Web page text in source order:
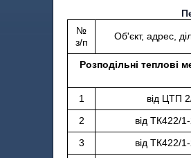
№
з/п
Об'єкт, адрес,
Розподільні теплові
1
від ЦТП
2
від ТК422/
3
від ТК422/